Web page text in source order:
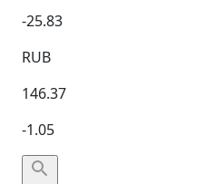
-25.83
RUB
146.37
-1.05